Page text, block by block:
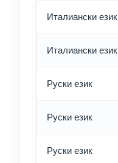
Италиански език
Италиански език
Руски език
Руски език
Руски език